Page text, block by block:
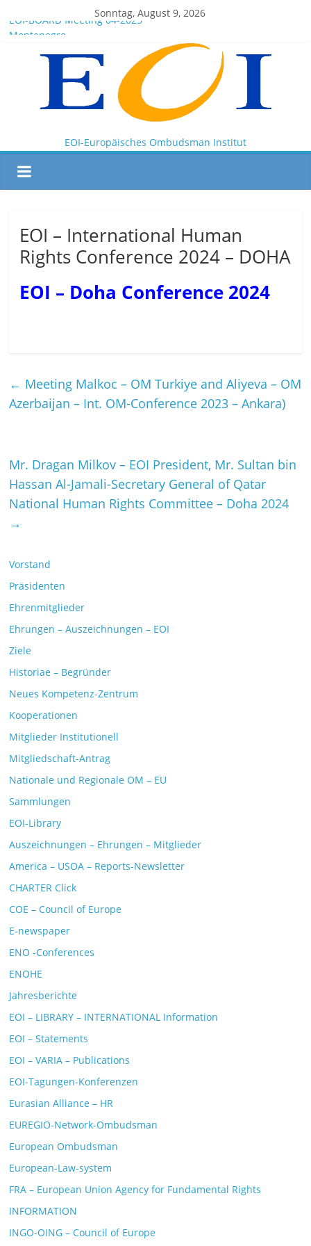
Sonntag, August 9, 2026
EOI-BOARD Meeting 04-2025
Montenegro
News for members of the EOI
EOI – General ASSEMBLY 2025 10 28
President Milkov participated in the Doha Conference on
Artificial Intelligence and Human Rights
EOI-Europäisches Ombudsman Institut
EOI – International Human
Rights Conference 2024 – DOHA
EOI – Doha Conference 2024
← Meeting Malkoc – OM Turkiye and Aliyeva – OM
Azerbaijan – Int. OM-Conference 2023 – Ankara)
Mr. Dragan Milkov – EOI President, Mr. Sultan bin
Hassan Al-Jamali-Secretary General of Qatar
National Human Rights Committee – Doha 2024
→
Vorstand
Präsidenten
Ehrenmitglieder
Ehrungen – Auszeichnungen – EOI
Ziele
Historiae – Begründer
Neues Kompetenz-Zentrum
Kooperationen
Mitglieder Institutionell
Mitgliedschaft-Antrag
Nationale und Regionale OM – EU
Sammlungen
EOI-Library
Auszeichnungen – Ehrungen – Mitglieder
America – USOA – Reports-Newsletter
CHARTER Click
COE – Council of Europe
E-newspaper
ENO -Conferences
ENOHE
Jahresberichte
EOI – LIBRARY – INTERNATIONAL Information
EOI – Statements
EOI – VARIA – Publications
EOI-Tagungen-Konferenzen
Eurasian Alliance – HR
EUREGIO-Network-Ombudsman
European Ombudsman
European-Law-system
FRA – European Union Agency for Fundamental Rights
INFORMATION
INGO-OING – Council of Europe